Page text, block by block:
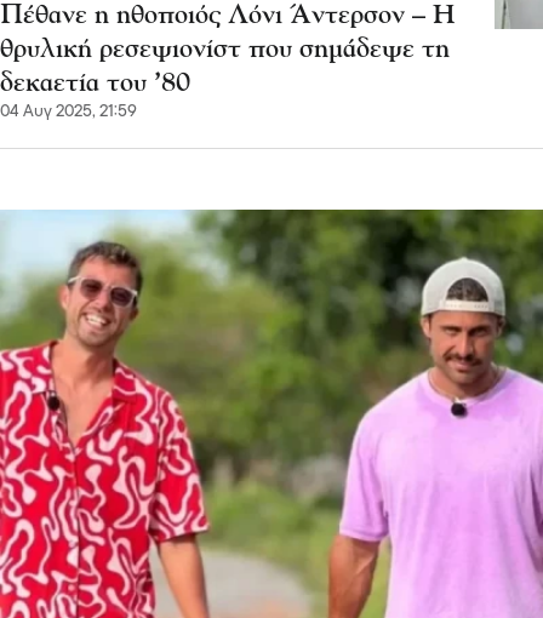
Πέθανε η ηθοποιός Λόνι Άντερσον – Η
θρυλική ρεσεψιονίστ που σημάδεψε τη
δεκαετία του ’80
04 Αυγ 2025, 21:59